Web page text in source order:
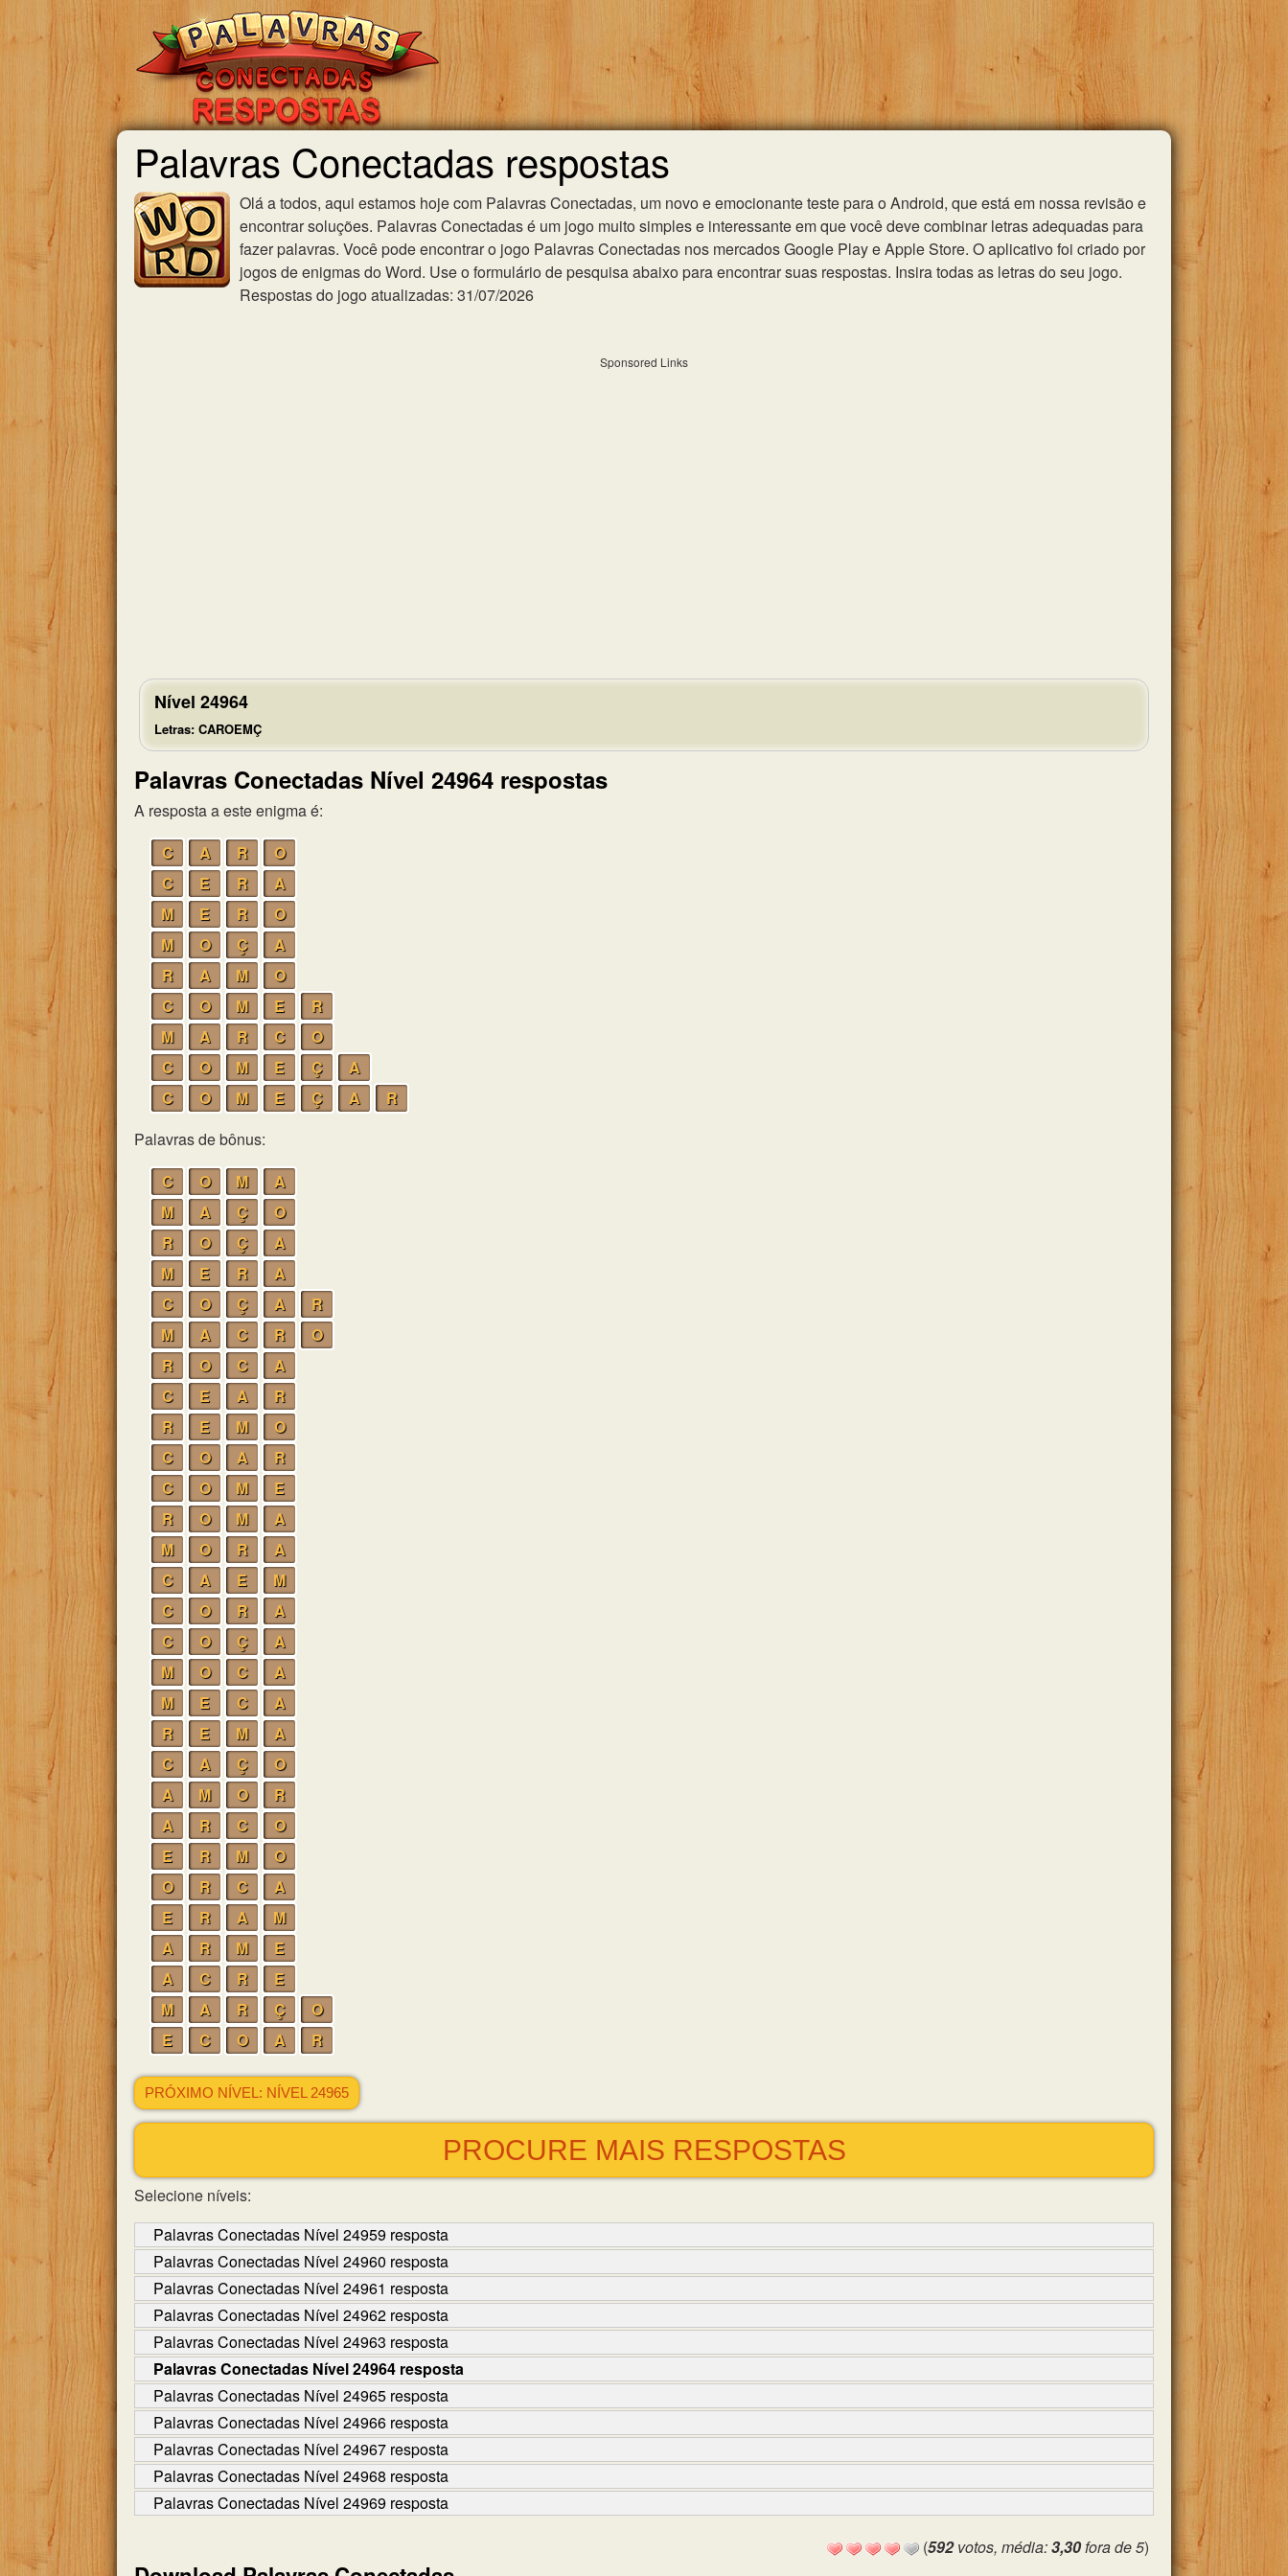
Palavras Conectadas respostas
Olá a todos, aqui estamos hoje com Palavras Conectadas, um novo e emocionante teste para o Android, que está em nossa revisão e
encontrar soluções. Palavras Conectadas é um jogo muito simples e interessante em que você deve combinar letras adequadas para
fazer palavras. Você pode encontrar o jogo Palavras Conectadas nos mercados Google Play e Apple Store. O aplicativo foi criado por
jogos de enigmas do Word. Use o formulário de pesquisa abaixo para encontrar suas respostas. Insira todas as letras do seu jogo.
Respostas do jogo atualizadas: 31/07/2026
Sponsored Links
Nível 24964
Letras: CAROEMÇ
Palavras Conectadas Nível 24964 respostas
A resposta a este enigma é:
C
A R
O
C
E R
A
M
E R
O
M
O Ç
A
R
A M
O
C
O M E
R
M
A R C
O
C
O M E Ç
A
C
O M E Ç A
R
Palavras de bônus:
C
O M
A
M
A Ç
O
R
O Ç
A
M
E R
A
C
O Ç A
R
M
A C R
O
R
O C
A
C
E A
R
R
E M
O
C
O A
R
C
O M
E
R
O M
A
M
O R
A
C
A E
M
C
O R
A
C
O Ç
A
M
O C
A
M
E C
A
R
E M
A
C
A Ç
O
A
M O
R
A
R C
O
E
R M
O
O
R C
A
E
R A
M
A
R M
E
A
C R
E
M
A R Ç
O
E
C O A R
PRÓXIMO NÍVEL: NÍVEL 24965
PROCURE MAIS RESPOSTAS
Selecione níveis:
Palavras Conectadas Nível 24959 resposta
Palavras Conectadas Nível 24960 resposta
Palavras Conectadas Nível 24961 resposta
Palavras Conectadas Nível 24962 resposta
Palavras Conectadas Nível 24963 resposta
Palavras Conectadas Nível 24964 resposta
Palavras Conectadas Nível 24965 resposta
Palavras Conectadas Nível 24966 resposta
Palavras Conectadas Nível 24967 resposta
Palavras Conectadas Nível 24968 resposta
Palavras Conectadas Nível 24969 resposta
(592votos, média:3,30fora de 5)